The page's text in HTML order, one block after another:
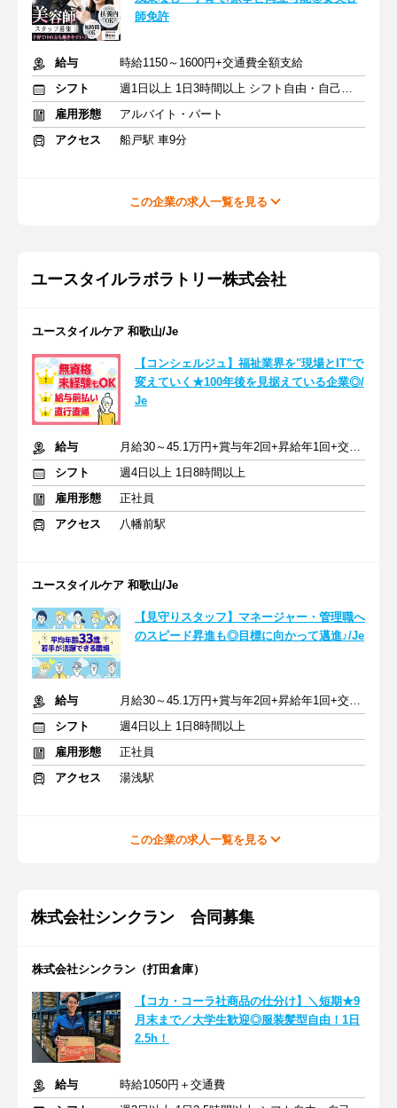
師免許
給与
時給1150～1600円+交通費全額支給
シフト
週1日以上 1日3時間以上 シフト自由・自己申告
雇用形態
アルバイト・パート
アクセス
船戸駅 車9分
この企業の求人一覧を見る
ユースタイルラボラトリー株式会社
ユースタイルケア 和歌山/Je
【コンシェルジュ】福祉業界を"現場とIT"で
変えていく★100年後を見据えている企業◎/
Je
給与
月給30～45.1万円+賞与年2回+昇給年1回+交通費全額
シフト
週4日以上 1日8時間以上
雇用形態
正社員
アクセス
八幡前駅
ユースタイルケア 和歌山/Je
【見守りスタッフ】マネージャー・管理職へ
のスピード昇進も◎目標に向かって邁進♪/Je
給与
月給30～45.1万円+賞与年2回+昇給年1回+交通費全額
シフト
週4日以上 1日8時間以上
雇用形態
正社員
アクセス
湯浅駅
この企業の求人一覧を見る
株式会社シンクラン 合同募集
株式会社シンクラン（打田倉庫）
【コカ・コーラ社商品の仕分け】＼短期★9
月末まで／大学生歓迎◎服装髪型自由！1日
2.5h！
給与
時給1050円＋交通費